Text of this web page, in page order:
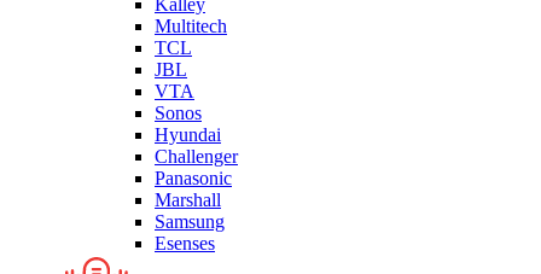
Multitech
TCL
JBL
VTA
Sonos
Hyundai
Challenger
Panasonic
Marshall
Samsung
Esenses